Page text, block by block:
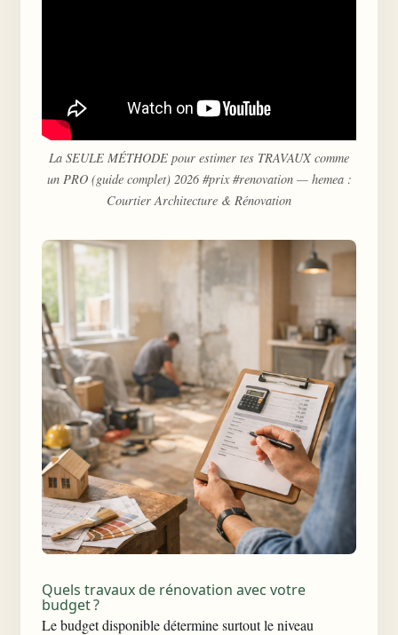
La SEULE MÉTHODE pour estimer tes TRAVAUX comme
un PRO (guide complet) 2026 #prix #renovation — hemea :
Courtier Architecture & Rénovation
Quels travaux de rénovation avec votre
budget ?
Le budget disponible détermine surtout le niveau